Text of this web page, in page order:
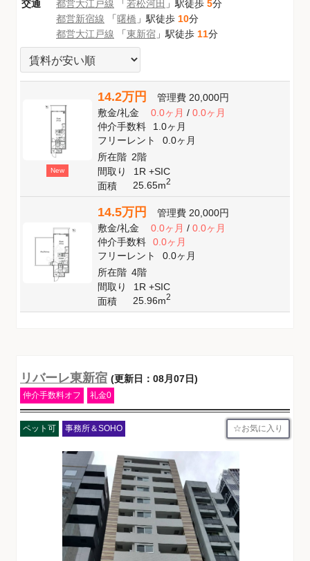
交通
都営大江戸線 「若松河田 」駅徒歩 5分
都営新宿線 「曙橋 」駅徒歩 10分
都営大江戸線 「東新宿 」駅徒歩 11分
New
14.2万円 管理費 20,000円
敷金/礼金 0.0ヶ月/ 0.0ヶ月
仲介手数料
1.0ヶ月
フリーレント
0.0ヶ月
所在階 2階
間取り
1R +SIC
面積
25.65m2
14.5万円 管理費 20,000円
敷金/礼金 0.0ヶ月/ 0.0ヶ月
仲介手数料
0.0ヶ月
フリーレント
0.0ヶ月
所在階 4階
間取り
1R +SIC
面積
25.96m2
リバーレ東新宿 (更新日：08月07日)
仲介手数料オフ 礼金0
ペット可 事務所＆SOHO お気に入り